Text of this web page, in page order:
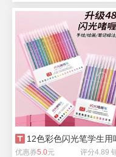
12色彩色闪光笔学生用
优惠券5.0元 评分4.89